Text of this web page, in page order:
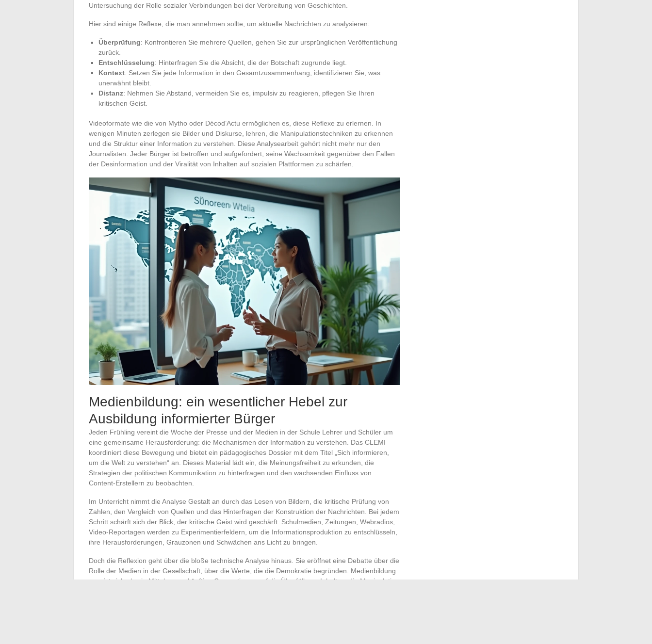
Untersuchung der Rolle sozialer Verbindungen bei der Verbreitung von Geschichten.
Hier sind einige Reflexe, die man annehmen sollte, um aktuelle Nachrichten zu analysieren:
Überprüfung: Konfrontieren Sie mehrere Quellen, gehen Sie zur ursprünglichen Veröffentlichung
zurück.
Entschlüsselung: Hinterfragen Sie die Absicht, die der Botschaft zugrunde liegt.
Kontext: Setzen Sie jede Information in den Gesamtzusammenhang, identifizieren Sie, was
unerwähnt bleibt.
Distanz: Nehmen Sie Abstand, vermeiden Sie es, impulsiv zu reagieren, pflegen Sie Ihren
kritischen Geist.
Videoformate wie die von Mytho oder Décod’Actu ermöglichen es, diese Reflexe zu erlernen. In
wenigen Minuten zerlegen sie Bilder und Diskurse, lehren, die Manipulationstechniken zu erkennen
und die Struktur einer Information zu verstehen. Diese Analysearbeit gehört nicht mehr nur den
Journalisten: Jeder Bürger ist betroffen und aufgefordert, seine Wachsamkeit gegenüber den Fallen
der Desinformation und der Viralität von Inhalten auf sozialen Plattformen zu schärfen.
Medienbildung: ein wesentlicher Hebel zur
Ausbildung informierter Bürger
Jeden Frühling vereint die Woche der Presse und der Medien in der Schule Lehrer und Schüler um
eine gemeinsame Herausforderung: die Mechanismen der Information zu verstehen. Das CLEMI
koordiniert diese Bewegung und bietet ein pädagogisches Dossier mit dem Titel „Sich informieren,
um die Welt zu verstehen“ an. Dieses Material lädt ein, die Meinungsfreiheit zu erkunden, die
Strategien der politischen Kommunikation zu hinterfragen und den wachsenden Einfluss von
Content-Erstellern zu beobachten.
Im Unterricht nimmt die Analyse Gestalt an durch das Lesen von Bildern, die kritische Prüfung von
Zahlen, den Vergleich von Quellen und das Hinterfragen der Konstruktion der Nachrichten. Bei jedem
Schritt schärft sich der Blick, der kritische Geist wird geschärft. Schulmedien, Zeitungen, Webradios,
Video-Reportagen werden zu Experimentierfeldern, um die Informationsproduktion zu entschlüsseln,
ihre Herausforderungen, Grauzonen und Schwächen ans Licht zu bringen.
Doch die Reflexion geht über die bloße technische Analyse hinaus. Sie eröffnet eine Debatte über die
Rolle der Medien in der Gesellschaft, über die Werte, die die Demokratie begründen. Medienbildung
erweist sich als ein Mittel, um zukünftige Generationen auf die Überfülle an Inhalten, die Manipulation